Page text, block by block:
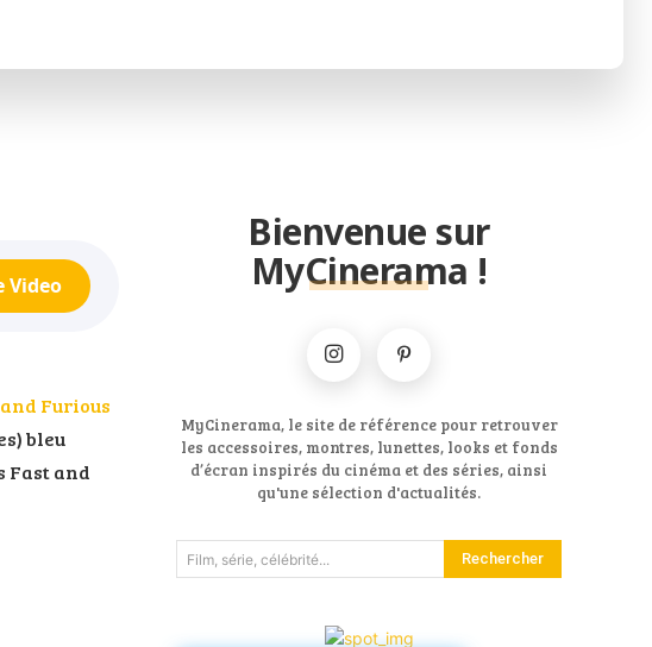
Video
Furious
bleu
Fast and
Bienvenue sur
MyCinerama !
MyCinerama, le site de référence pour retrouver
les accessoires, montres, lunettes, looks et fonds
d’écran inspirés du cinéma et des séries, ainsi
qu'une sélection d'actualités.
Film, série, célébrité... Rechercher